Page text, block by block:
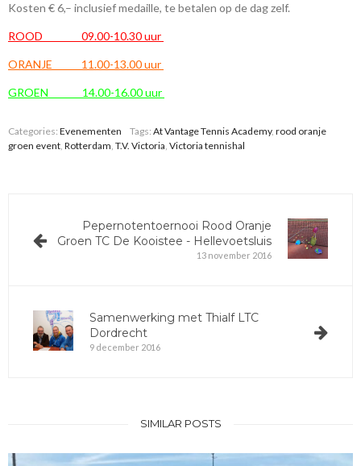
Kosten € 6,– inclusief medaille, te betalen op de dag zelf.
ROOD 09.00-10.30 uur
ORANJE 11.00-13.00 uur
GROEN 14.00-16.00 uur
Categories: Evenementen Tags: At Vantage Tennis Academy, rood oranje
groen event, Rotterdam, T.V. Victoria, Victoria tennishal
Pepernotentoernooi Rood Oranje
Groen TC De Kooistee - Hellevoetsluis
13 november 2016
Samenwerking met Thialf LTC
Dordrecht
9 december 2016
SIMILAR POSTS